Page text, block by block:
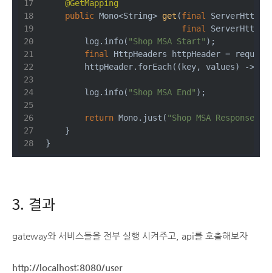
@GetMapping
public Mono<String> get (final
final
        log.info(
"Shop MSA Start" );
final
HttpHeaders httpHeader =
httpHeader.forEach((key, values) ->
        log.info(
"Shop MSA End" );
return Mono.just( "Shop MSA Response"
    }
}
3. 결과
gateway와 서비스들을 전부 실행 시켜주고, api를 호출해보자
http://localhost:8080/user